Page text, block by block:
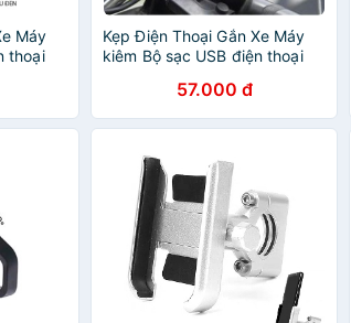
Máy
thoại
Kẹp Điện Thoại Gắn Xe Máy
kiêm Bộ sạc USB điện thoại
57.000 đ